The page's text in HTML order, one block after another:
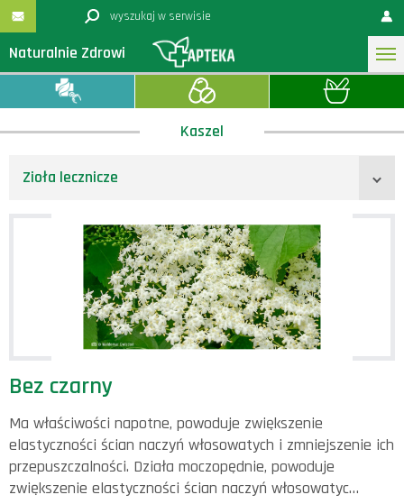
Naturalnie Zdrowi
Kaszel
Zioła lecznicze
Bez czarny
Ma właściwości napotne, powoduje zwiększenie
elastyczności ścian naczyń włosowatych i zmniejszenie ich
przepuszczalności. Działa moczopędnie, powoduje
zwiększenie elastyczności ścian naczyń włosowatyc…